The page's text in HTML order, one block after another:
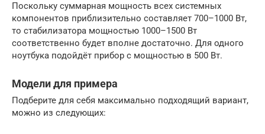
Поскольку суммарная мощность всех системных
компонентов приблизительно составляет 700–1000 Вт,
то стабилизатора мощностью 1000–1500 Вт
соответственно будет вполне достаточно. Для одного
ноутбука подойдёт прибор с мощностью в 500 Вт.
Модели для примера
Подберите для себя максимально подходящий вариант,
можно из следующих: